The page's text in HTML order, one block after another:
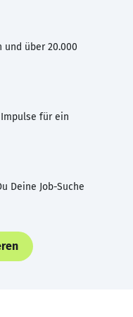
und über 20.000
für ein
Deine Job-Suche